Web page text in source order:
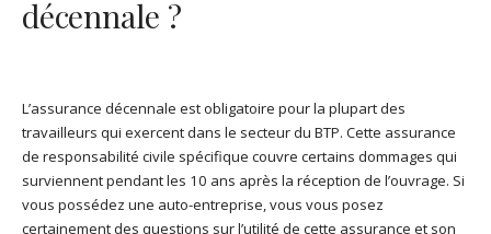
décennale ?
L’assurance décennale est obligatoire pour la plupart des
travailleurs qui exercent dans le secteur du BTP. Cette assurance
de responsabilité civile spécifique couvre certains dommages qui
surviennent pendant les 10 ans après la réception de l’ouvrage. Si
vous possédez une auto-entreprise, vous vous posez
certainement des questions sur l’utilité de cette assurance et son